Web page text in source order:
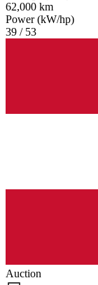
62,000 km
Power (kW/hp)
39 / 53
Auction